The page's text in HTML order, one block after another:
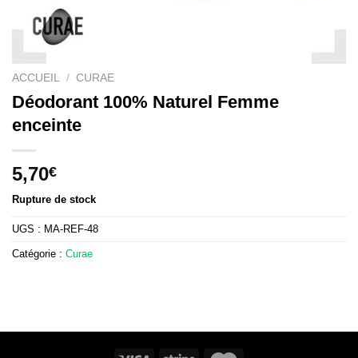
ACCUEIL / CURAE
Déodorant 100% Naturel Femme
enceinte
5,70€
Rupture de stock
UGS : MA-REF-48
Catégorie : Curae